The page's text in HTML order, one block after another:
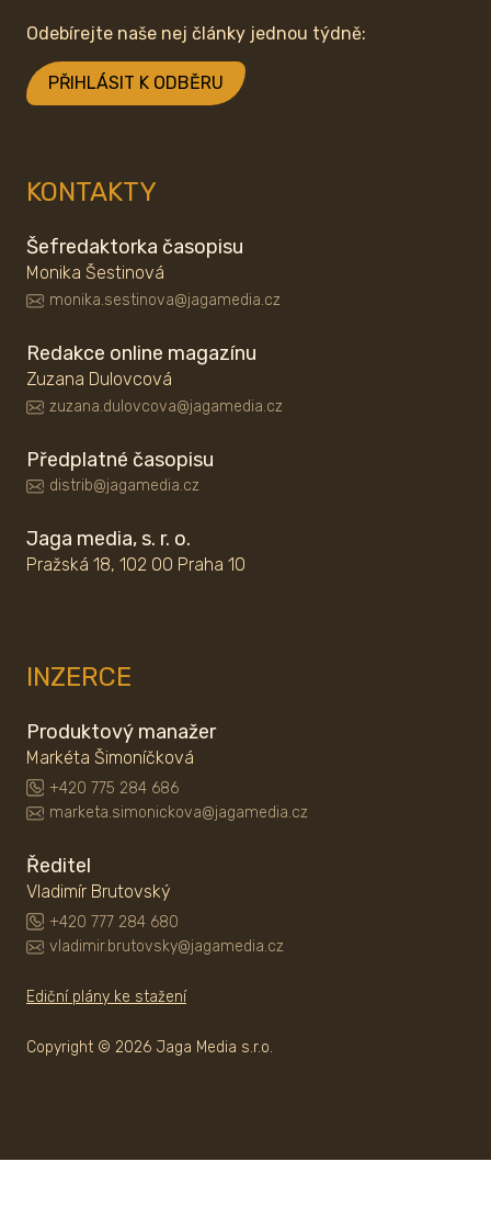
Odebírejte naše nej články jednou týdně:
PŘIHLÁSIT K ODBĚRU
KONTAKTY
Šefredaktorka časopisu
Monika Šestinová
monika.sestinova@jagamedia.cz
Redakce online magazínu
Zuzana Dulovcová
zuzana.dulovcova@jagamedia.cz
Předplatné časopisu
distrib@jagamedia.cz
Jaga media, s. r. o.
Pražská 18, 102 00 Praha 10
INZERCE
Produktový manažer
Markéta Šimoníčková
+420 775 284 686
marketa.simonickova@jagamedia.cz
Ředitel
Vladimír Brutovský
+420 777 284 680
vladimir.brutovsky@jagamedia.cz
Ediční plány ke stažení
Copyright © 2026 Jaga Media s.r.o.